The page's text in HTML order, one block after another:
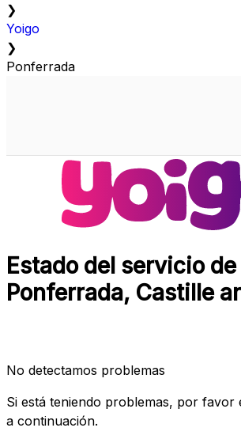
❯
Yoigo
❯
Ponferrada
Estado del servicio
Ponferrada, Castille
No detectamos problemas
Si está teniendo problemas, por favor
a continuación.